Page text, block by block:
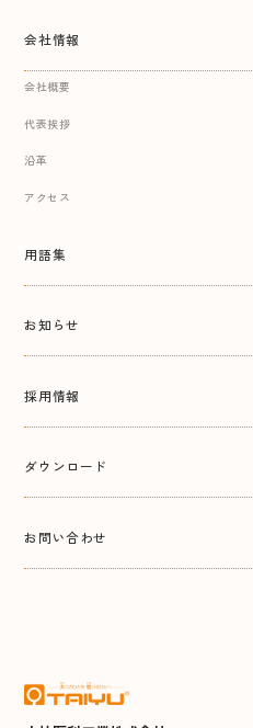
会社情報
会社概要
代表挨拶
沿革
アクセス
用語集
お知らせ
採用情報
ダウンロード
お問い合わせ